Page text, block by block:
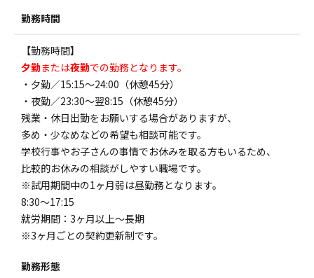
勤務時間
【勤務時間】
夕勤または夜勤での勤務となります。
・夕勤／15:15～24:00（休憩45分）
・夜勤／23:30～翌8:15（休憩45分）
残業・休日出勤をお願いする場合がありますが、
多め・少なめなどの希望も相談可能です。
学校行事やお子さんの事情でお休みを取る方もいるため、
比較的お休みの相談がしやすい職場です。
※試用期間中の1ヶ月弱は昼勤務となります。
8:30～17:15
就労期間：3ヶ月以上～長期
※3ヶ月ごとの契約更新制です。
勤務形態